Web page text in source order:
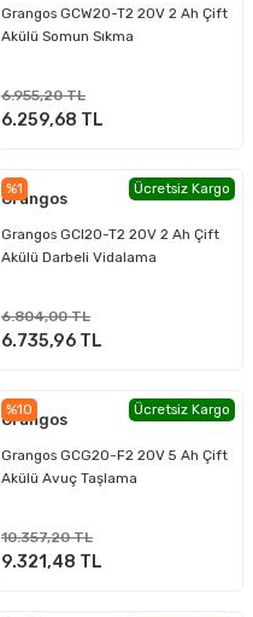
Grangos GCW20-T2 20V 2 Ah Çift
Akülü Somun Sıkma
6.955,20 TL
6.259,68 TL
%1 Ücretsiz Kargo
Grangos
Grangos GCI20-T2 20V 2 Ah Çift
Akülü Darbeli Vidalama
6.804,00 TL
6.735,96 TL
%10 Ücretsiz Kargo
Grangos
Grangos GCG20-F2 20V 5 Ah Çift
Akülü Avuç Taşlama
10.357,20 TL
9.321,48 TL